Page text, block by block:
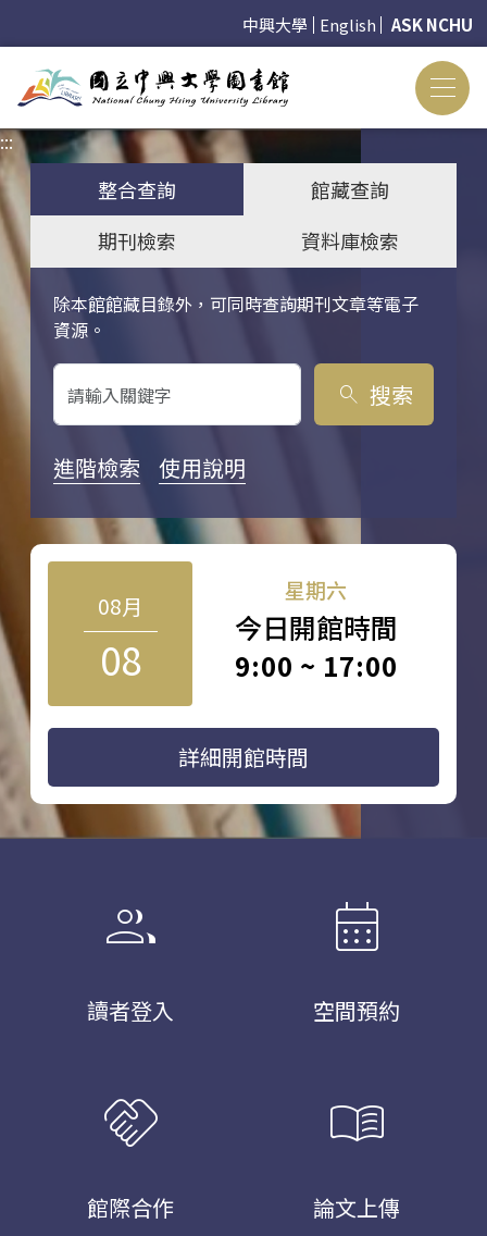
中興大學 English ASK NCHU
:::
整合查詢
館藏查詢
期刊檢索
資料庫檢索
除本館館藏目錄外，可同時查詢期刊文章等電子
資源。
關鍵字搜尋
search 搜索
進階檢索 使用說明
08月
08
星期六
今日開館時間
9:00 ~ 17:00
詳細開館時間
group
讀者登入
calendar_month
空間預約
handshake
館際合作
menu_book
論文上傳